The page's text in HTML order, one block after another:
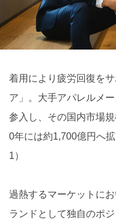
着用により疲労回復を
ア」。大手アパレルメ
参入し、その国内市場
0年には約1,700億円へ
1）
過熱するマーケットに
ランドとして独自のポ